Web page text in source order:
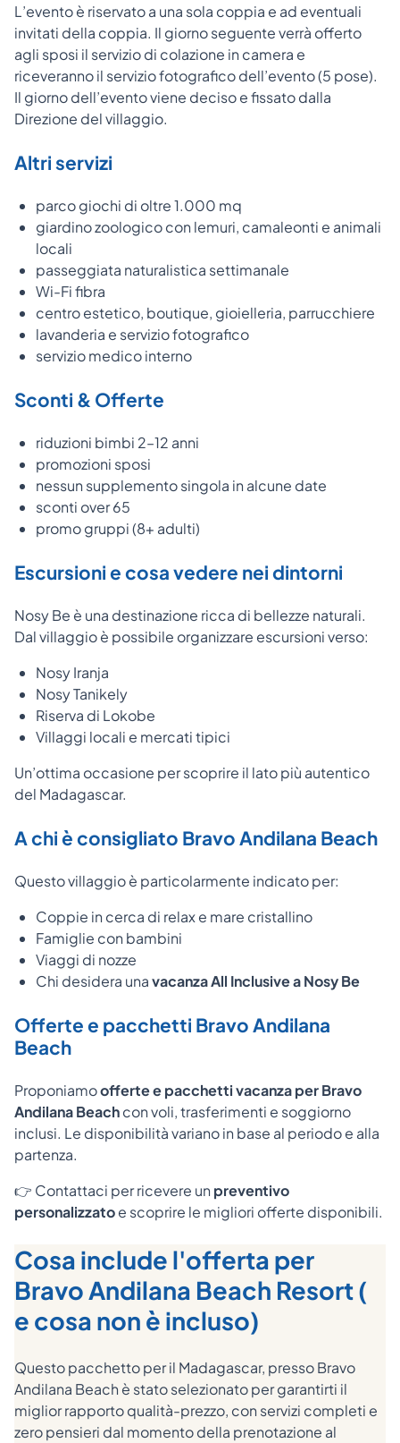
L’evento è riservato a una sola coppia e ad eventuali
invitati della coppia. Il giorno seguente verrà offerto
agli sposi il servizio di colazione in camera e
riceveranno il servizio fotografico dell’evento (5 pose).
Il giorno dell’evento viene deciso e fissato dalla
Direzione del villaggio.
Altri servizi
parco giochi di oltre 1.000 mq
giardino zoologico con lemuri, camaleonti e animali
locali
passeggiata naturalistica settimanale
Wi-Fi fibra
centro estetico, boutique, gioielleria, parrucchiere
lavanderia e servizio fotografico
servizio medico interno
Sconti & Offerte
riduzioni bimbi 2–12 anni
promozioni sposi
nessun supplemento singola in alcune date
sconti over 65
promo gruppi (8+ adulti)
Escursioni e cosa vedere nei dintorni
Nosy Be è una destinazione ricca di bellezze naturali.
Dal villaggio è possibile organizzare escursioni verso:
Nosy Iranja
Nosy Tanikely
Riserva di Lokobe
Villaggi locali e mercati tipici
Un’ottima occasione per scoprire il lato più autentico
del Madagascar.
A chi è consigliato Bravo Andilana Beach
Questo villaggio è particolarmente indicato per:
Coppie in cerca di relax e mare cristallino
Famiglie con bambini
Viaggi di nozze
Chi desidera unavacanza All Inclusive a Nosy Be
Offerte e pacchetti Bravo Andilana
Beach
Proponiamoofferte e pacchetti vacanza per Bravo
Andilana Beachcon voli, trasferimenti e soggiorno
inclusi. Le disponibilità variano in base al periodo e alla
partenza.
👉 Contattaci per ricevere un preventivo
personalizzatoe scoprire le migliori offerte disponibili.
Cosa include l'offerta per
Bravo Andilana Beach Resort (
e cosa non è incluso)
Questo pacchetto per il Madagascar, presso Bravo
Andilana Beach è stato selezionato per garantirti il
miglior rapporto qualità-prezzo, con servizi completi e
zero pensieri dal momento della prenotazione al